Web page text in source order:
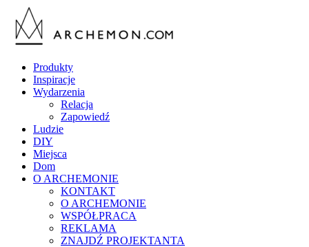
Produkty
Inspiracje
Wydarzenia
Relacja
Zapowiedź
Ludzie
DIY
Miejsca
Dom
O ARCHEMONIE
KONTAKT
O ARCHEMONIE
WSPÓŁPRACA
REKLAMA
ZNAJDŹ PROJEKTANTA